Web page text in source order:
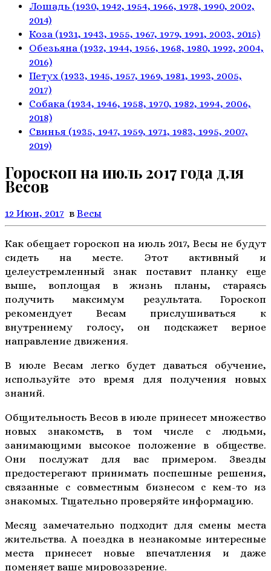
Лошадь (1930, 1942, 1954, 1966, 1978, 1990, 2002,
2014)
Коза (1931, 1943, 1955, 1967, 1979, 1991, 2003, 2015)
Обезьяна (1932, 1944, 1956, 1968, 1980, 1992, 2004,
2016)
Петух (1933, 1945, 1957, 1969, 1981, 1993, 2005,
2017)
Собака (1934, 1946, 1958, 1970, 1982, 1994, 2006,
2018)
Свинья (1935, 1947, 1959, 1971, 1983, 1995, 2007,
2019)
Гороскоп на июль 2017 года для
Весов
12 Июн, 2017 в Весы
Как обещает гороскоп на июль 2017, Весы не будут
сидеть на месте. Этот активный и
целеустремленный знак поставит планку еще
выше, воплощая в жизнь планы, стараясь
получить максимум результата. Гороскоп
рекомендует Весам прислушиваться к
внутреннему голосу, он подскажет верное
направление движения.
В июле Весам легко будет даваться обучение,
используйте это время для получения новых
знаний.
Общительность Весов в июле принесет множество
новых знакомств, в том числе с людьми,
занимающими высокое положение в обществе.
Они послужат для вас примером. Звезды
предостерегают принимать поспешные решения,
связанные с совместным бизнесом с кем-то из
знакомых. Тщательно проверяйте информацию.
Месяц замечательно подходит для смены места
жительства. А поездка в незнакомые интересные
места принесет новые впечатления и даже
поменяет ваше мировоззрение.